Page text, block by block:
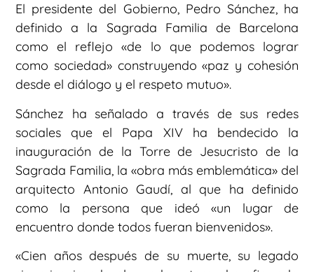
El presidente del Gobierno, Pedro Sánchez, ha
definido a la Sagrada Familia de Barcelona
como el reflejo «de lo que podemos lograr
como sociedad» construyendo «paz y cohesión
desde el diálogo y el respeto mutuo».
Sánchez ha señalado a través de sus redes
sociales que el Papa XIV ha bendecido la
inauguración de la Torre de Jesucristo de la
Sagrada Familia, la «obra más emblemática» del
arquitecto Antonio Gaudí, al que ha definido
como la persona que ideó «un lugar de
encuentro donde todos fueran bienvenidos».
«Cien años después de su muerte, su legado